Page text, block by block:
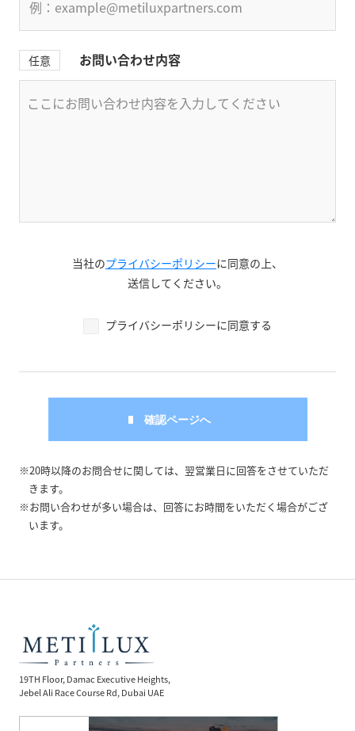
任意 お問い合わせ内容
当社のプライバシーポリシーに同意の上、
送信してください。
プライバシーポリシーに同意する
※20時以降のお問合せに関しては、翌営業日に回答をさせていただ
きます。
※お問い合わせが多い場合は、回答にお時間をいただく場合がござ
います。
19TH Floor, Damac Executive Heights,
Jebel Ali Race Course Rd, Dubai UAE